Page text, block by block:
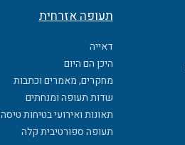
תעופה אזרחית
דאייה
היכן הם היום
מחקרים, מאמרים וכתבות
שדות תעופה ומנחתים
תאונות ואירועי בטיחות טיסה
תעופה ספורטיבית קלה